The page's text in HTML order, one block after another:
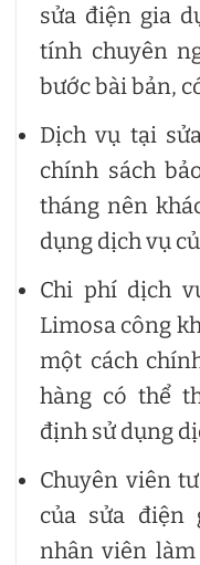
sửa điện gia
tính chuyên
bước bài bản,
Dịch vụ tại
chính sách
tháng nên
dụng dịch vụ
Chi phí dịch
Limosa công
một cách
hàng có thể
định sử dụng
Chuyên viên
của sửa điện
nhân viên làm